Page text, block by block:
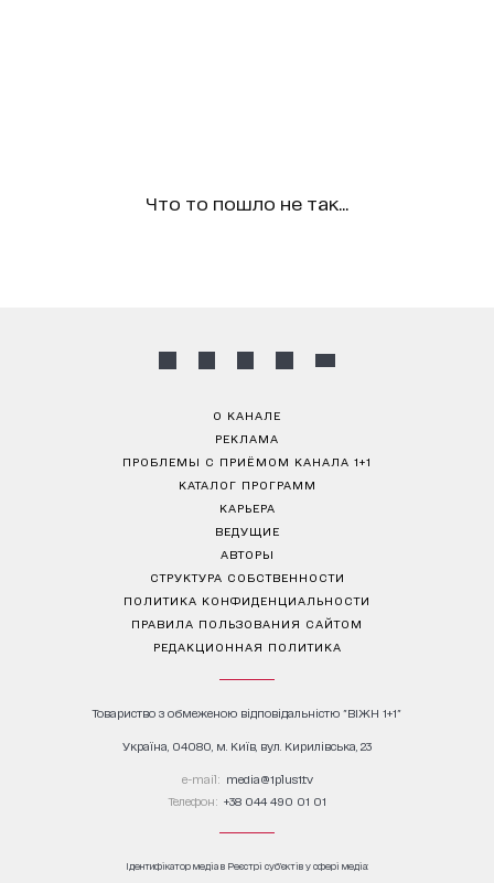
Что то пошло не так...
О КАНАЛЕ
РЕКЛАМА
ПРОБЛЕМЫ С ПРИЁМОМ КАНАЛА 1+1
КАТАЛОГ ПРОГРАММ
КАРЬЕРА
ВЕДУЩИЕ
АВТОРЫ
СТРУКТУРА СОБСТВЕННОСТИ
ПОЛИТИКА КОНФИДЕНЦИАЛЬНОСТИ
ПРАВИЛА ПОЛЬЗОВАНИЯ САЙТОМ
РЕДАКЦИОННАЯ ПОЛИТИКА
Товариство з обмеженою відповідальністю "ВІЖН 1+1"
Україна, 04080, м. Київ, вул. Кирилівська, 23
е-mail: media@1plus1.tv
Телефон: +38 044 490 01 01
Ідентифікатор медіа в Реєстрі суб’єктів у сфері медіа: